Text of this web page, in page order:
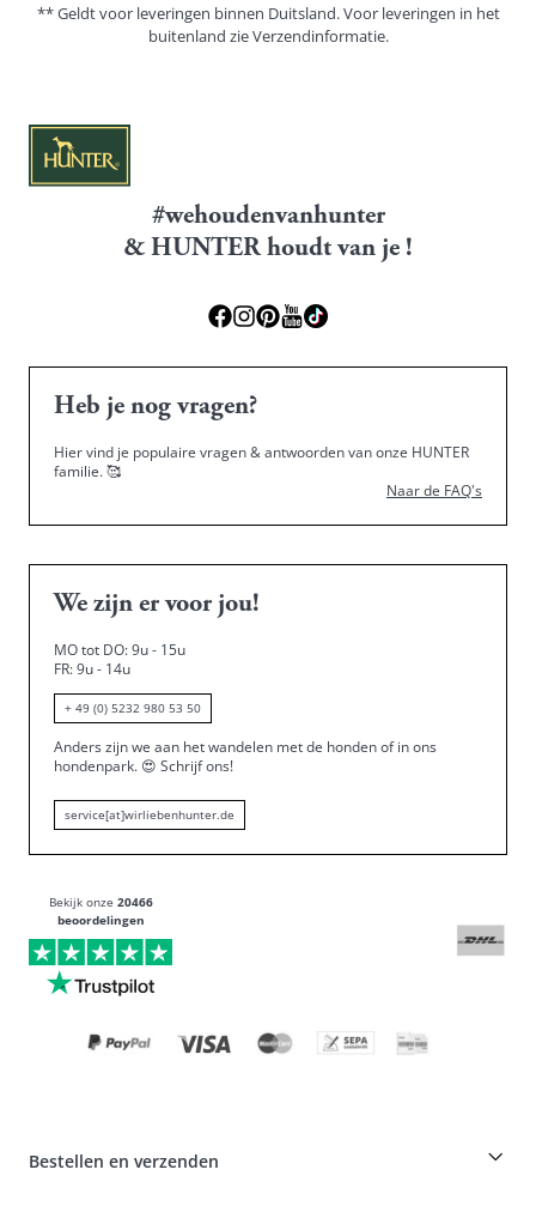
** Geldt voor leveringen binnen Duitsland. Voor leveringen in het
buitenland zieVerzendinformatie.
#wehoudenvanhunter
& HUNTER houdt van je !
Heb je nog vragen?
Hier vind je populaire vragen & antwoorden van onze HUNTER
familie.🥰
Naar de FAQ's
We zijn er voor jou!
MO tot DO: 9u - 15u
FR: 9u - 14u
+ 49 (0) 5232 980 53 50
Anders zijn we aan het wandelen met de honden of in ons
hondenpark. 😍 Schrijf ons!
service[at]wirliebenhunter.de
Bekijk onze 20466
beoordelingen
Bestellen en verzenden